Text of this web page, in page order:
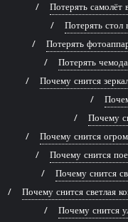
Потерять самолёт
Потерять стол
Потерять
Потерять
Почему снится
Почему
Почему снится
Почему снится
Почему снится
Почему снится светлая
Почему снится